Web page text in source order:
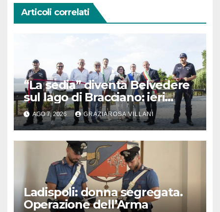
Articoli correlati
“La sedia” diventa Belvedere
sul lago di Bracciano: ieri
l’inaugurazione
AGO 7, 2026 GRAZIAROSA VILLANI
Ladispoli: donna segregata.
Operazione dell’Arma